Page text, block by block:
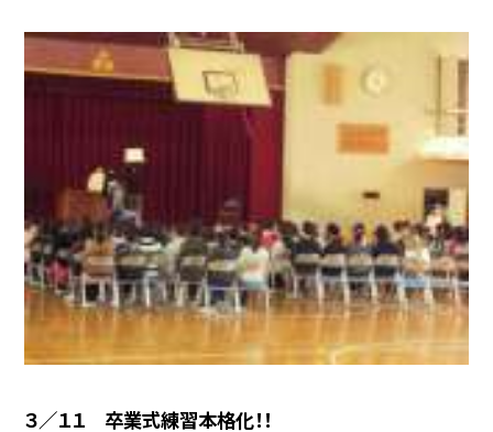
３／１１ 卒業式練習本格化！！